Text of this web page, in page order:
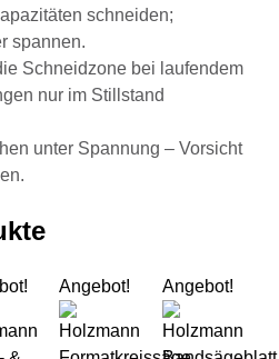
schneiden;
spannen.
Schneidzone bei laufendem
nur im Stillstand
unter Spannung – Vorsicht
Blochbandsäge
Holzmann Tisch- &
Angebot!
Holzmann
Angebot!